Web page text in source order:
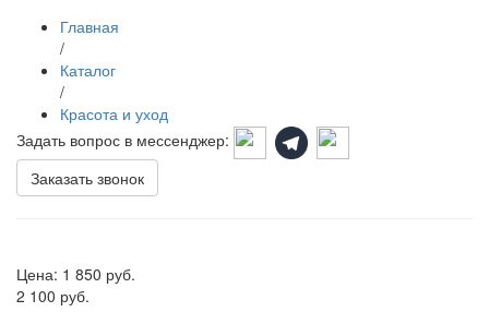
Главная
/
Каталог
/
Красота и уход
Задать вопрос в мессенджер:
Заказать звонок
Цена: 1 850 руб.
2 100 руб.